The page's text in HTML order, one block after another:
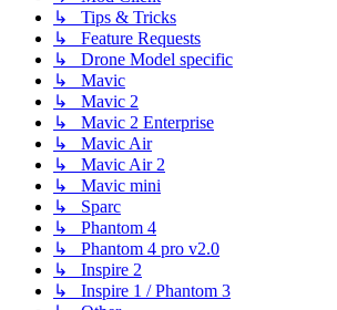
↳ Tips & Tricks
↳ Feature Requests
↳ Drone Model specific
↳ Mavic
↳ Mavic 2
↳ Mavic 2 Enterprise
↳ Mavic Air
↳ Mavic Air 2
↳ Mavic mini
↳ Sparc
↳ Phantom 4
↳ Phantom 4 pro v2.0
↳ Inspire 2
↳ Inspire 1 / Phantom 3